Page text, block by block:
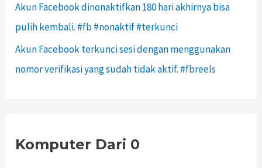
Akun Facebook dinonaktifkan 180 hari akhirnya bisa
pulih kembali. #fb #nonaktif #terkunci
Akun Facebook terkunci sesi dengan menggunakan
nomor verifikasi yang sudah tidak aktif. #fbreels
Komputer Dari 0